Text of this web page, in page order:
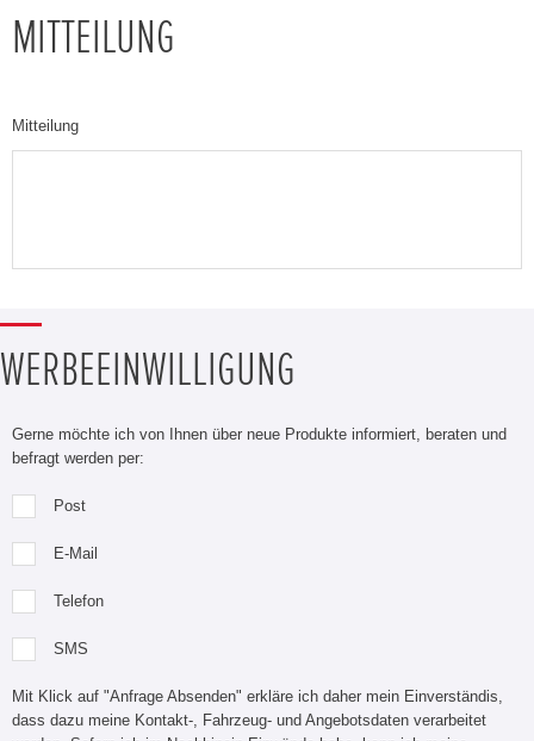
MITTEILUNG
Mitteilung
WERBEEINWILLIGUNG
Gerne möchte ich von Ihnen über neue Produkte informiert, beraten und
befragt werden per:
Post
E-Mail
Telefon
SMS
Mit Klick auf "Anfrage Absenden" erkläre ich daher mein Einverständis,
dass dazu meine Kontakt-, Fahrzeug- und Angebotsdaten verarbeitet